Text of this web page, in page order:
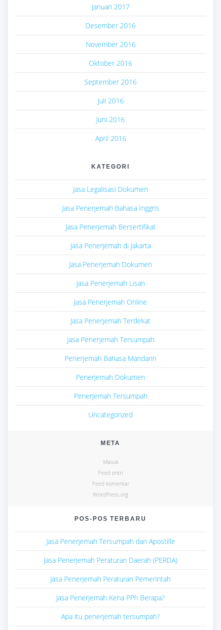
Januari 2017
Desember 2016
November 2016
Oktober 2016
September 2016
Juli 2016
Juni 2016
April 2016
KATEGORI
Jasa Legalisasi Dokumen
Jasa Penerjemah Bahasa Inggris
Jasa Penerjemah Bersertifikat
Jasa Penerjemah di Jakarta
Jasa Penerjemah Dokumen
Jasa Penerjemah Lisan
Jasa Penerjemah Online
Jasa Penerjemah Terdekat
Jasa Penerjemah Tersumpah
Penerjemah Bahasa Mandarin
Penerjemah Dokumen
Penerjemah Tersumpah
Uncategorized
META
Masuk
Feed entri
Feed komentar
WordPress.org
POS-POS TERBARU
Jasa Penerjemah Tersumpah dan Apostille
Jasa Penerjemah Peraturan Daerah (PERDA)
Jasa Penerjemah Peraturan Pemerintah
Jasa Penerjemah Kena PPh Berapa?
Apa itu penerjemah tersumpah?